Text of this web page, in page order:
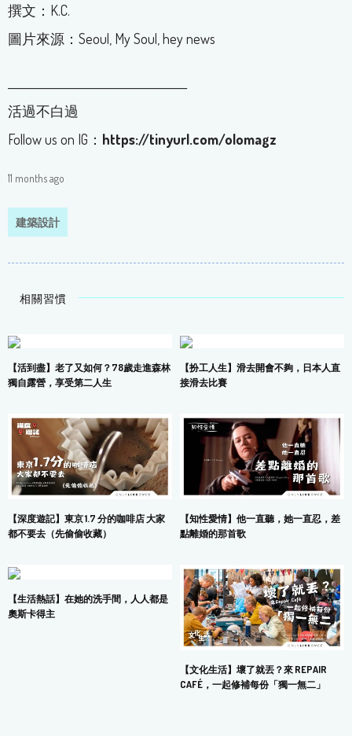
撰文：K.C.
圖片來源：Seoul, My Soul, hey news
活過不白過
Follow us on IG： https://tinyurl.com/olomagz
11 months ago
建築設計
相關習慣
【活到盡】老了又如何？78歲走進森林
獨自露營，享受第二人生
【扮工人生】滑去開會不夠，日本人直
接滑去比賽
【深度遊記】東京 1.7 分的咖啡店 大家
都不要去（先偷偷收藏）
【知性愛情】他一直聽，她一直忍，差
點離婚的那首歌
【生活熱話】在她的洗手間，人人都是
奧斯卡得主
【文化生活】壞了就丟？來 REPAIR
CAFÉ，一起修補每份「獨一無二」